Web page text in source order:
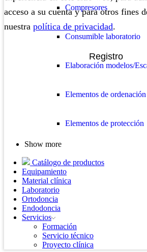
acceso a su cuenta y para otros fines
nuestra política de privacidad.
Registro
Compresores
Consumible laboratorio
Elaboración modelos/
Elementos de ordenación
Elementos de protección
Show more
Catálogo de productos
Equipamiento
Material clínica
Laboratorio
Ortodoncia
Endodoncia
Servicios
Formación
Servicio técnico
Proyecto clínica